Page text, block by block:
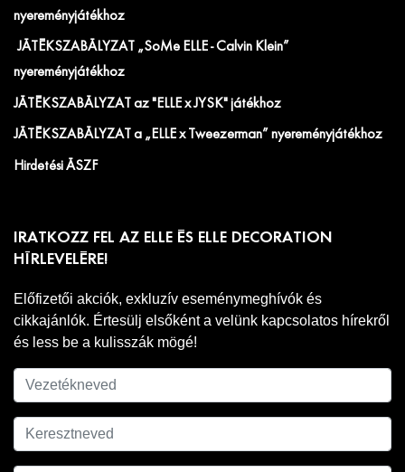
nyereményjátékhoz
JÁTÉKSZABÁLYZAT „SoMe ELLE - Calvin Klein”
nyereményjátékhoz
JÁTÉKSZABÁLYZAT az "ELLE x JYSK" játékhoz
JÁTÉKSZABÁLYZAT a „ELLE x Tweezerman” nyereményjátékhoz
Hirdetési ÁSZF
IRATKOZZ FEL AZ ELLE ÉS ELLE DECORATION
HÍRLEVELÉRE!
Előfizetői akciók, exkluzív eseménymeghívók és
cikkajánlók. Értesülj elsőként a velünk kapcsolatos hírekről
és less be a kulisszák mögé!